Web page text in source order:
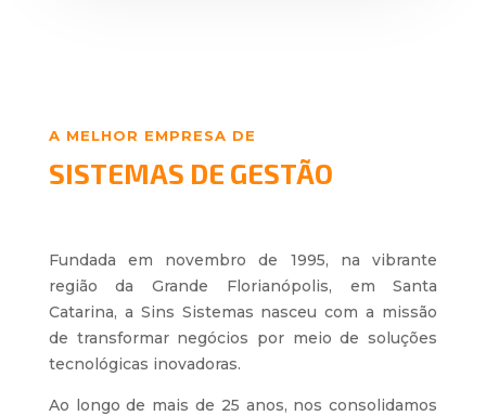
A MELHOR EMPRESA DE
SISTEMAS DE GESTÃO
Fundada em novembro de 1995, na vibrante
região da Grande Florianópolis, em Santa
Catarina, a Sins Sistemas nasceu com a missão
de transformar negócios por meio de soluções
tecnológicas inovadoras.
Ao longo de mais de 25 anos, nos consolidamos